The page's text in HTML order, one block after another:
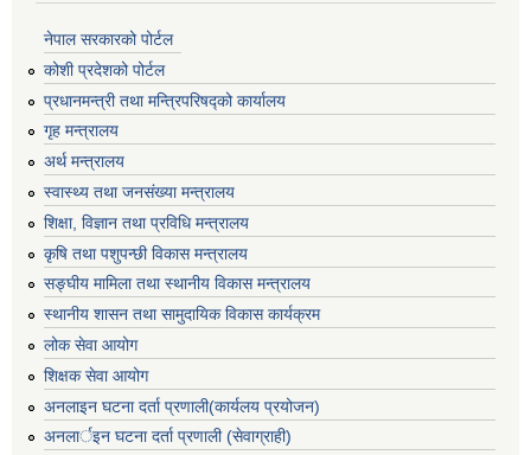
नेपाल सरकारको पोर्टल
कोशी प्रदेशको पोर्टल
प्रधानमन्‍त्री तथा मन्‍त्रिपरिषद्को कार्यालय
गृह मन्‍त्रालय
अर्थ मन्त्रालय
स्वास्थ्य तथा जनसंख्या मन्त्रालय
शिक्षा, विज्ञान तथा प्रविधि मन्त्रालय
कृषि तथा पशुपन्छी विकास मन्त्रालय
सङ्घीय मामिला तथा स्थानीय विकास मन्त्रालय
स्थानीय शासन तथा सामुदायिक विकास कार्यक्रम
लोक सेवा आयोग
शिक्षक सेवा आयोग
अनलाइन घटना दर्ता प्रणाली(कार्यलय प्रयोजन)
अनलार्इन घटना दर्ता प्रणाली (सेवाग्राही)